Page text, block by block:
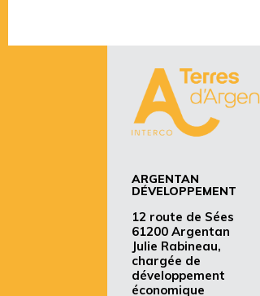
ARGENTAN
DÉVELOPPEMENT
12 route de Sées
61200 Argentan
Julie Rabineau,
chargée de
développement
économique